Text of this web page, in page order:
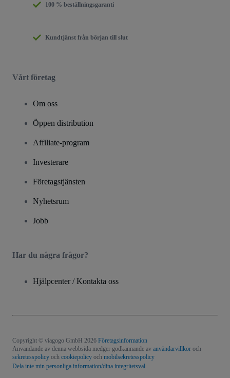
100 % beställningsgaranti
Kundtjänst från början till slut
Vårt företag
Om oss
Öppen distribution
Affiliate-program
Investerare
Företagstjänsten
Nyhetsrum
Jobb
Har du några frågor?
Hjälpcenter / Kontakta oss
Copyright © viagogo GmbH 2026 Företagsinformation
Användande av denna webbsida medger godkännande av användarvillkor och
sekretesspolicy och cookiepolicy och mobilsekretesspolicy
Dela inte min personliga information/dina integritetsval